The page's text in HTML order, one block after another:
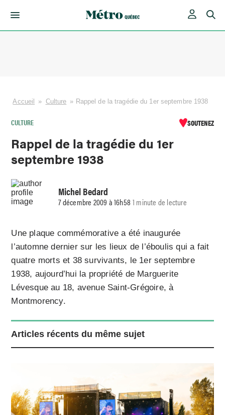
Accueil » Culture » Rappel de la tragédie du 1er septembre 1938
CULTURE SOUTENEZ
Rappel de la tragédie du 1er
septembre 1938
Michel Bedard
7 décembre 2009 à 16h58 1 minute de lecture
Une plaque commémorative a été inaugurée
l’automne dernier sur les lieux de l’éboulis qui a fait
quatre morts et 38 survivants, le 1er septembre
1938, aujourd’hui la propriété de Marguerite
Lévesque au 18, avenue Saint-Grégoire, à
Montmorency.
Articles récents du même sujet